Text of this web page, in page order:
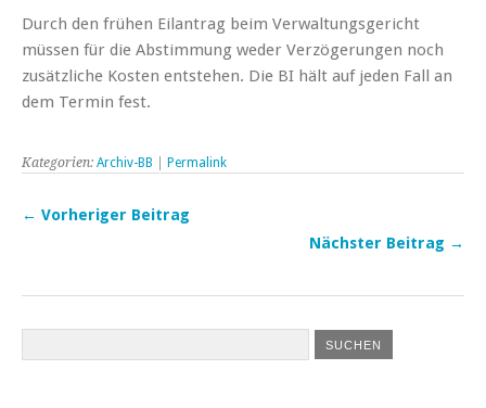
Durch den frühen Eilantrag beim Verwaltungsgericht
müssen für die Abstimmung weder Verzögerungen noch
zusätzliche Kosten entstehen. Die BI hält auf jeden Fall an
dem Termin fest.
Kategorien: Archiv-BB Permalink
← Vorheriger Beitrag
Nächster Beitrag →